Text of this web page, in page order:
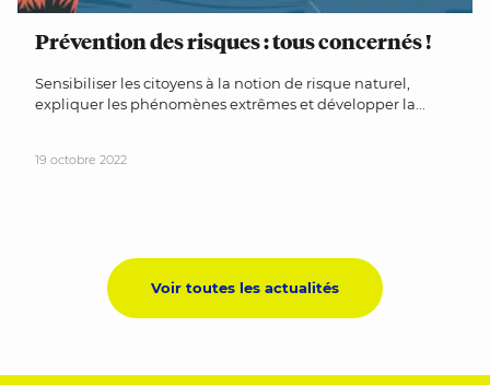
Prévention des risques : tous concernés !
Sensibiliser les citoyens à la notion de risque naturel,
expliquer les phénomènes extrêmes et développer la...
19 octobre 2022
Voir toutes les actualités